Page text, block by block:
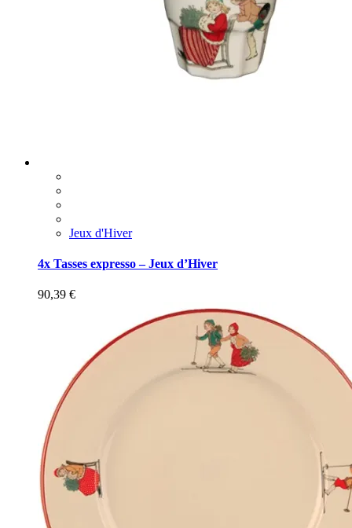
Jeux d'Hiver
4x Tasses expresso – Jeux d’Hiver
90,39 €